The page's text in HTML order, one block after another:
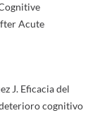
Acute
J. Eficacia del
cognitivo